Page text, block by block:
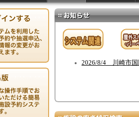
2026/8/4 川崎市国